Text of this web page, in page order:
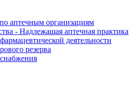
аптечным организациям
- Надлежащая аптечная практика
деятельности
резерва